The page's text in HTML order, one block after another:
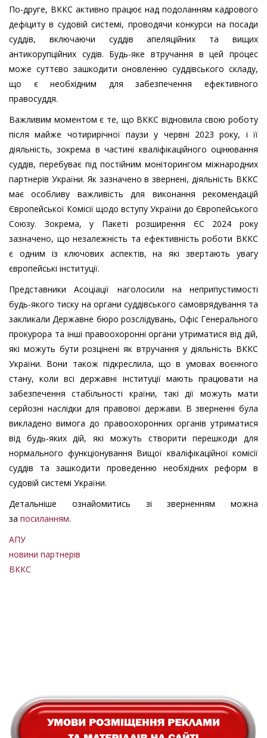
По-друге, ВККС активно працює над подоланням кадрового
дефіциту в судовій системі, проводячи конкурси на посади
суддів, включаючи суддів апеляційних та вищих
антикорупційних судів. Будь-яке втручання в цей процес
може суттєво зашкодити оновленню суддівського складу,
що є необхідним для забезпечення ефективного
правосуддя.
Важливим моментом є те, що ВККС відновила свою роботу
після майже чотирирічної паузи у червні 2023 року, і її
діяльність, зокрема в частині кваліфікаційного оцінювання
суддів, перебуває під постійним моніторингом міжнародних
партнерів України. Як зазначено в звернені, діяльність ВККС
має особливу важливість для виконання рекомендацій
Європейської Комісії щодо вступу України до Європейського
Союзу. Зокрема, у Пакеті розширення ЄС 2024 року
зазначено, що незалежність та ефективність роботи ВККС
є одним із ключових аспектів, на які звертають увагу
європейські інституції.
Представники Асоціації наголосили на неприпустимості
будь-якого тиску на органи суддівського самоврядування та
закликали Державне бюро розслідувань, Офіс Генерального
прокурора та інші правоохоронні органи утриматися від дій,
які можуть бути розцінені як втручання у діяльність ВККС
України. Вони також підкреслила, що в умовах воєнного
стану, коли всі державні інституції мають працювати на
забезпечення стабільності країни, такі дії можуть мати
серйозні наслідки для правової держави. В зверненні була
викладено вимога до правоохоронних органів утриматися
від будь-яких дій, які можуть створити перешкоди для
нормального функціонування Вищої кваліфікаційної комісії
суддів та зашкодити проведенню необхідних реформ в
судовій системі України.
Детальніше ознайомитись зі зверненням можна
за посиланням.
АПУ
новини партнерів
ВККС